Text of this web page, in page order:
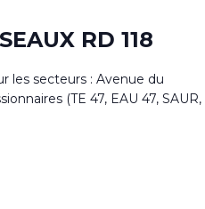
RD 118
les secteurs : Avenue du
(TE 47, EAU 47, SAUR,